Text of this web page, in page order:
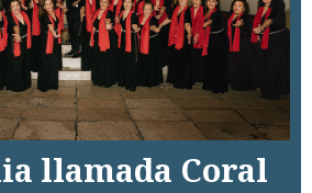
llamada Coral